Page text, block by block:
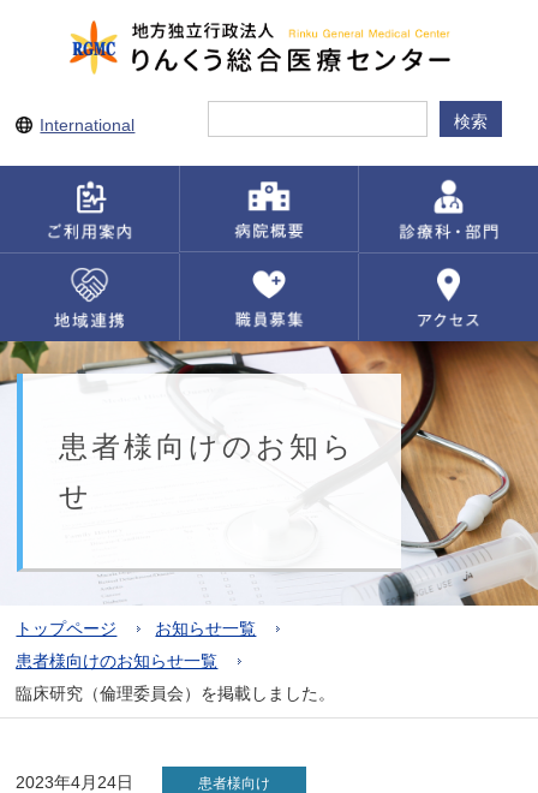
International
患者様向けのお知ら
せ
トップページ
お知らせ一覧
患者様向けのお知らせ一覧
臨床研究（倫理委員会）を掲載しました。
2023年4月24日 患者様向け